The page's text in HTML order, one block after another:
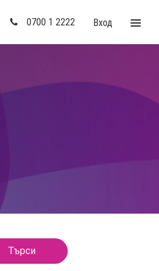
0700 1 2222
Вход
Търси